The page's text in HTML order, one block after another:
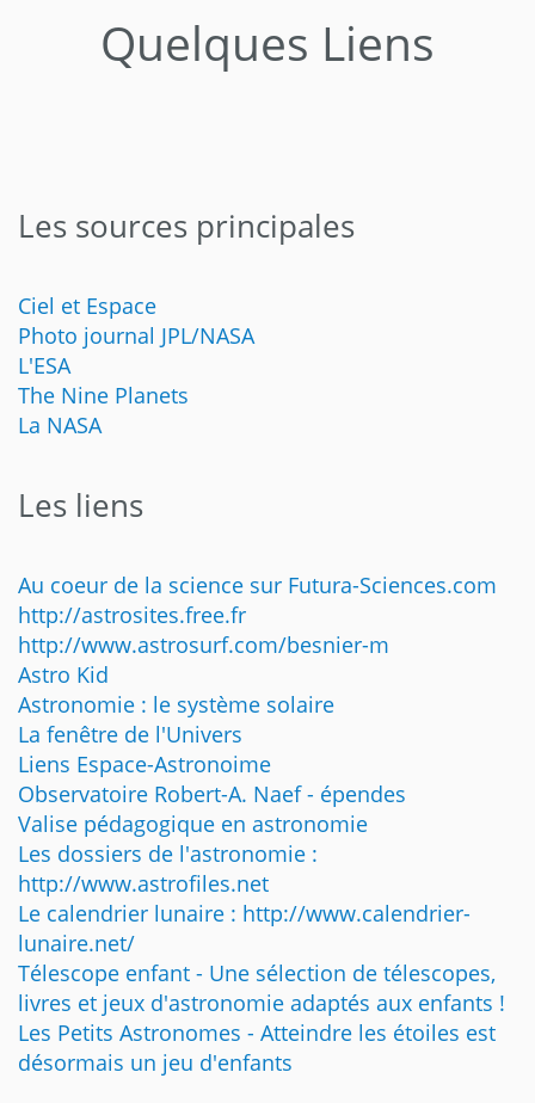
Quelques Liens
Les sources principales
Ciel et Espace
Photo journal JPL/NASA
L'ESA
The Nine Planets
La NASA
Les liens
Au coeur de la science sur Futura-Sciences.com
http://astrosites.free.fr
http://www.astrosurf.com/besnier-m
Astro Kid
Astronomie : le système solaire
La fenêtre de l'Univers
Liens Espace-Astronoime
Observatoire Robert-A. Naef - épendes
Valise pédagogique en astronomie
Les dossiers de l'astronomie :
http://www.astrofiles.net
Le calendrier lunaire : http://www.calendrier-
lunaire.net/
Télescope enfant - Une sélection de télescopes,
livres et jeux d'astronomie adaptés aux enfants !
Les Petits Astronomes - Atteindre les étoiles est
désormais un jeu d'enfants